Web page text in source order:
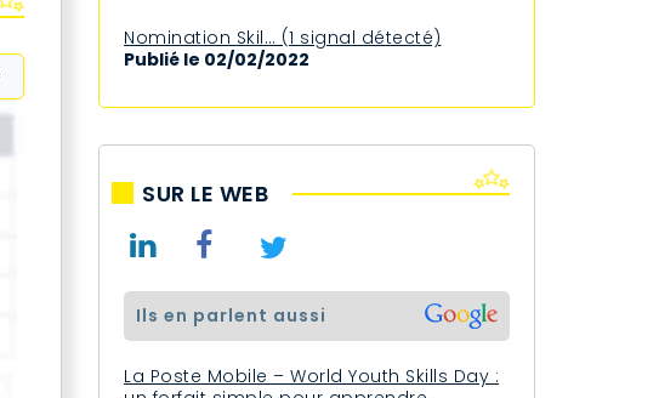
Nomination Skil… (1 signal détecté)
Publié le 02/02/2022
SUR LE WEB
ils en parlent aussi
La Poste Mobile – World Youth Skills Day :